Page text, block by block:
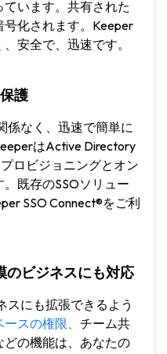
います。共有された
化されます。Keeper
安全で、迅速です。
護
係なく、迅速で簡単に
はActive Directory
ロビジョニングとオン
既存のSSOソリュー
SSO Connect®をご利
ビジネスにも対応
スにも拡張できるよう
スの権限、 チーム共
の機能は、あなたの